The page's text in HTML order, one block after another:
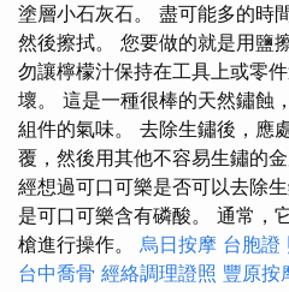
塗層小石灰石。 盡可能多的時
然後擦拭。 您要做的就是用鹽
勿讓檸檬汁保持在工具上或零
壞。 這是一種很棒的天然鏽蝕
組件的氣味。 去除生鏽後，應
覆，然後用其他不容易生鏽的
經想過可口可樂是否可以去除
是可口可樂含有磷酸。 通常，
槍進行操作。 烏日按摩 台胞證
台中喬骨 經絡調理證照 豐原按